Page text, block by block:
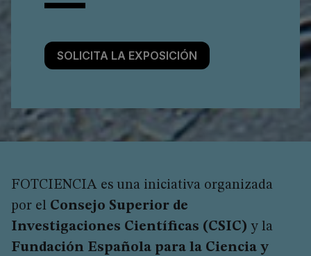
SOLICITA LA EXPOSICIÓN
FOTCIENCIA es una iniciativa organizada
por el Consejo Superior de
Investigaciones Científicas (CSIC) y la
Fundación Española para la Ciencia y